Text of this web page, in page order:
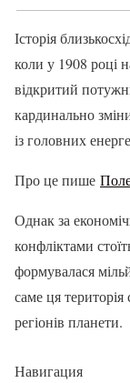
Історія
коли у 1908 році
відкритий
кардинально
із головних
Про це пише
Однак за
конфліктами
формувалася
саме ця
регіонів планети.
Навигация